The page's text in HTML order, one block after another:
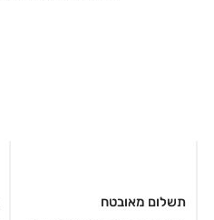
תשלום מאובטח